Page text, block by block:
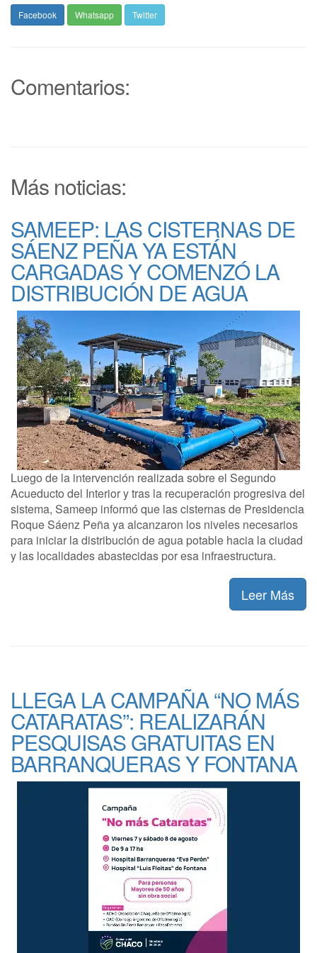
Facebook Whatsapp Twitter
Comentarios:
Más noticias:
SAMEEP: LAS CISTERNAS DE
SÁENZ PEÑA YA ESTÁN
CARGADAS Y COMENZÓ LA
DISTRIBUCIÓN DE AGUA
Luego de la intervención realizada sobre el Segundo
Acueducto del Interior y tras la recuperación progresiva del
sistema, Sameep informó que las cisternas de Presidencia
Roque Sáenz Peña ya alcanzaron los niveles necesarios
para iniciar la distribución de agua potable hacia la ciudad
y las localidades abastecidas por esa infraestructura.
Leer Más
LLEGA LA CAMPAÑA “NO MÁS
CATARATAS”: REALIZARÁN
PESQUISAS GRATUITAS EN
BARRANQUERAS Y FONTANA